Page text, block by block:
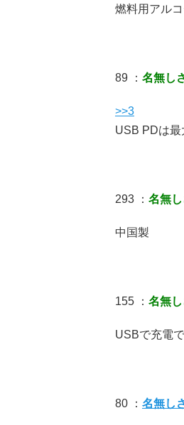
燃料用アル
89 ： 名無し
>>3
USB PDは最
293 ： 名無し
中国製
155 ： 名無し
USBで充電
80 ： 名無し